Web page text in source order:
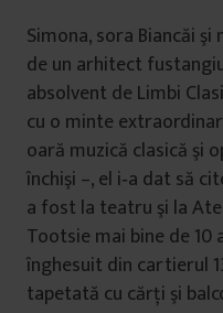
Simona, sora Biancăi
de un arhitect
absolvent de Limbi
cu o minte
oară muzică clasică şi
închişi –, el i‐a dat să
a fost la teatru şi la
Tootsie mai bine de
înghesuit din cartierul
tapetată cu cărţi şi